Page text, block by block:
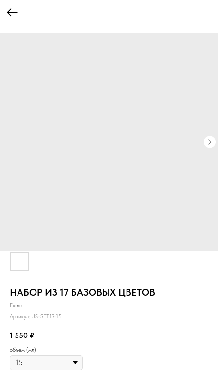
НАБОР ИЗ 17 БАЗОВЫХ ЦВЕТОВ
Exmix
Артикул: US-SET17-15
1 550 ₽
объем (мл)